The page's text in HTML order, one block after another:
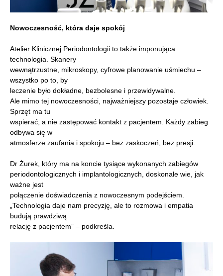
Nowoczesność, która daje spokój
Atelier Klinicznej Periodontologii to także imponująca
technologia. Skanery
wewnątrzustne, mikroskopy, cyfrowe planowanie uśmiechu –
wszystko po to, by
leczenie było dokładne, bezbolesne i przewidywalne.
Ale mimo tej nowoczesności, najważniejszy pozostaje człowiek.
Sprzęt ma tu
wspierać, a nie zastępować kontakt z pacjentem. Każdy zabieg
odbywa się w
atmosferze zaufania i spokoju – bez zaskoczeń, bez presji.
Dr Żurek, który ma na koncie tysiące wykonanych zabiegów
periodontologicznych i implantologicznych, doskonale wie, jak
ważne jest
połączenie doświadczenia z nowoczesnym podejściem.
„Technologia daje nam precyzję, ale to rozmowa i empatia
budują prawdziwą
relację z pacjentem” – podkreśla.